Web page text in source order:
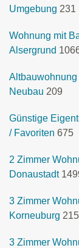
Umgebung 231
Wohnung mit
Alsergrund
Neubau 209
Günstige
/ Favoriten 675
2 Zimmer
Donaustadt
3 Zimmer
Korneuburg 215
3 Zimmer